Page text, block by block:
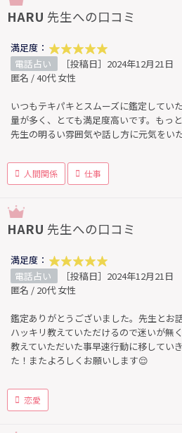
HARU 先生への口コミ
満足度：
電話占い
［投稿日］2024年12月21日
匿名 / 40代 女性
いつもテキパキとスムーズに鑑定してい
量が多く、とても満足度高いです。もっ
先生の明るい雰囲気や話し方に元気をい
人間関係 仕事
HARU 先生への口コミ
満足度：
電話占い
［投稿日］2024年12月21日
匿名 / 20代 女性
鑑定ありがとうございました。先生とお
ハッキリ教えていただけるので迷いが無
教えていただいた事早速行動に移してい
た！またよろしくお願いします😌
恋愛